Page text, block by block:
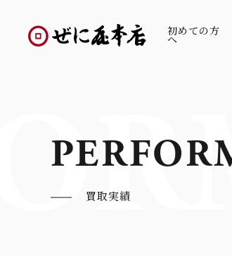
初めての方
へ
買取実績